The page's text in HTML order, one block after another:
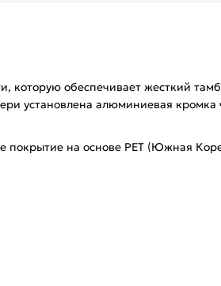
которую обеспечивает жесткий
установлена алюминиевая кромка
покрытие на основе PET (Южная
(черная)